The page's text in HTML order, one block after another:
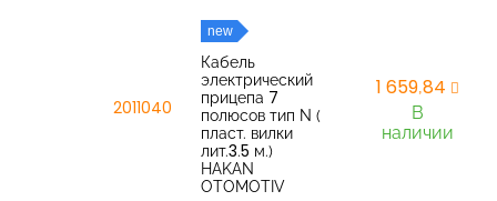
2011040
new
Кабель
электрический
прицепа 7
полюсов тип N (
пласт. вилки
лит.3.5 м.)
HAKAN
OTOMOTIV
1 659,84
В
наличии